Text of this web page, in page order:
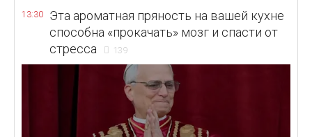
13:30
Эта ароматная пряность на вашей кухне
способна «прокачать» мозг и спасти от
стресса
139